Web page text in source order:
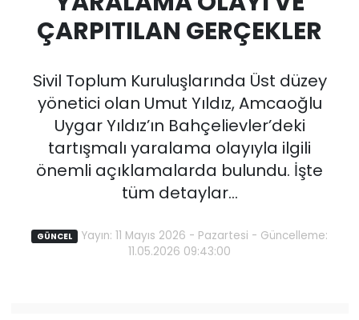
ÇARPITILAN GERÇEKLER
Sivil Toplum Kuruluşlarında Üst düzey
yönetici olan Umut Yıldız, Amcaoğlu
Uygar Yıldız’ın Bahçelievler’deki
tartışmalı yaralama olayıyla ilgili
önemli açıklamalarda bulundu. İşte
tüm detaylar…
GÜNCEL Yayın: 11 Mayıs 2026 - Pazartesi - Güncelleme:
11.05.2026 09:43:00